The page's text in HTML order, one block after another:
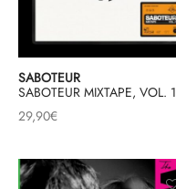
SABOTEUR
SABOTEUR MIXTAPE, VOL. 1
29,90€